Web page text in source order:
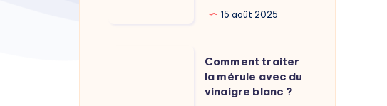
15 août 2025
Comment traiter
la mérule avec du
vinaigre blanc ?